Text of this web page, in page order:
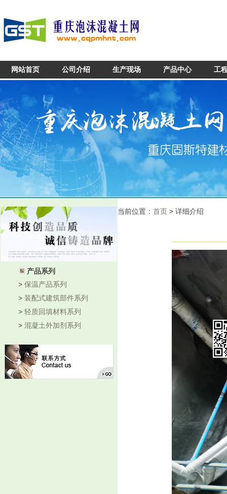
网站首页 公司介绍 生产现场 产品中心 工
产品系列
> 保温产品系列
> 装配式建筑部件系列
> 轻质回填材料系列
> 混凝土外加剂系列
当前位置： 首页 > 详细介绍